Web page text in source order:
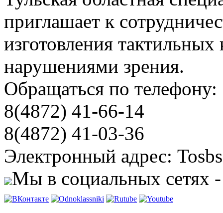
приглашает к
изготовления
нарушениями зрения.
Обращаться по телефону:
8(4872) 41-66-14
8(4872) 41-03-36
Электронный адрес:
Мы в социальных сетях